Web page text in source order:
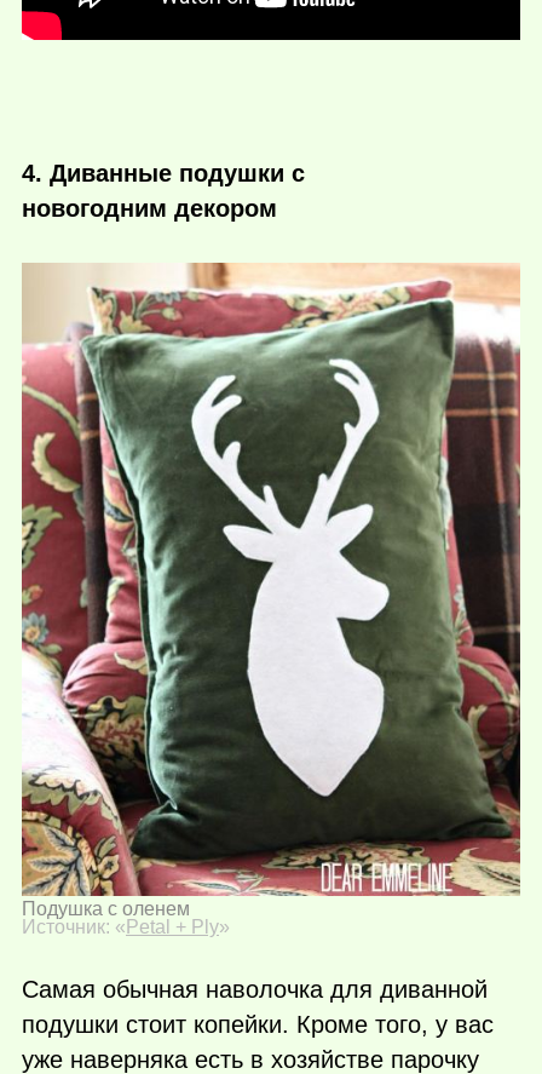
4. Диванные подушки с
новогодним декором
Подушка с оленем
Источник: « Petal + Ply»
Самая обычная наволочка для диванной
подушки стоит копейки. Кроме того, у вас
уже наверняка есть в хозяйстве парочку